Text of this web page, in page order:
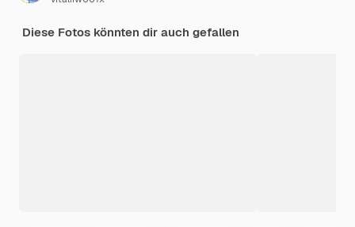
Diese Fotos könnten dir auch gefallen